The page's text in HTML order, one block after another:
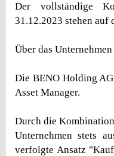
Der vollständige
31.12.2023 stehen auf
Über das Unternehmen
Die BENO Holding
Asset Manager.
Durch die
Unternehmen stets
verfolgte Ansatz